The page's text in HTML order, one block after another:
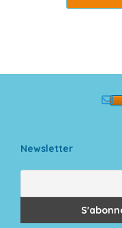
Newsletter